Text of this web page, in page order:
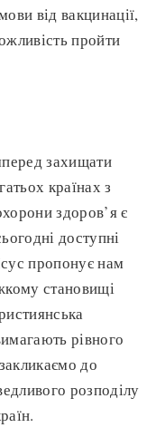
від вакцинації,
пройти
захищати
країнах з
здоров’я є
доступні
пропонує нам
становищі
рівного
до
розподілу